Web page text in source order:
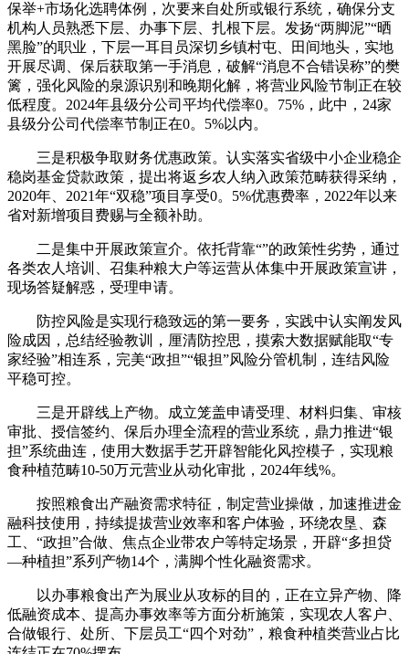
保举+市场化选聘体例，次要来自处所或银行系统，确保分支
机构人员熟悉下层、办事下层、扎根下层。发扬“两脚泥”“晒
黑脸”的职业，下层一耳目员深切乡镇村屯、田间地头，实地
开展尽调、保后获取第一手消息，破解“消息不合错误称”的樊
篱，强化风险的泉源识别和晚期化解，将营业风险节制正在较
低程度。2024年县级分公司平均代偿率0。75%，此中，24家
县级分公司代偿率节制正在0。5%以内。
三是积极争取财务优惠政策。认实落实省级中小企业稳企
稳岗基金贷款政策，提出将返乡农人纳入政策范畴获得采纳，
2020年、2021年“双稳”项目享受0。5%优惠费率，2022年以来
省对新增项目费赐与全额补助。
二是集中开展政策宣介。依托背靠“”的政策性劣势，通过
各类农人培训、召集种粮大户等运营从体集中开展政策宣讲，
现场答疑解惑，受理申请。
防控风险是实现行稳致远的第一要务，实践中认实阐发风
险成因，总结经验教训，厘清防控思，摸索大数据赋能取“专
家经验”相连系，完美“政担”“银担”风险分管机制，连结风险
平稳可控。
三是开辟线上产物。成立笼盖申请受理、材料归集、审核
审批、授信签约、保后办理全流程的营业系统，鼎力推进“银
担”系统曲连，使用大数据手艺开辟智能化风控模子，实现粮
食种植范畴10-50万元营业从动化审批，2024年线%。
按照粮食出产融资需求特征，制定营业操做，加速推进金
融科技使用，持续提拔营业效率和客户体验，环绕农垦、森
工、“政担”合做、焦点企业带农户等特定场景，开辟“多担贷
—种植担”系列产物14个，满脚个性化融资需求。
以办事粮食出产为展业从攻标的目的，正在立异产物、降
低融资成本、提高办事效率等方面分析施策，实现农人客户、
合做银行、处所、下层员工“四个对劲”，粮食种植类营业占比